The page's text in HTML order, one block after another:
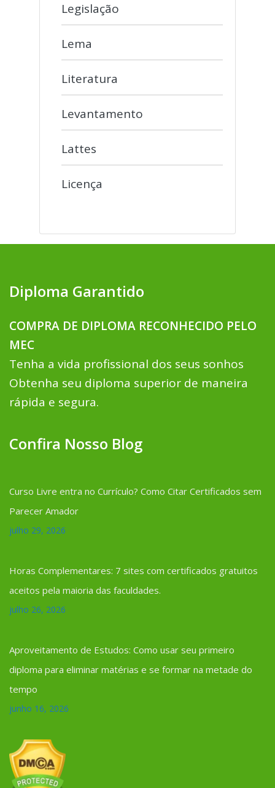
Legislação
Lema
Literatura
Levantamento
Lattes
Licença
Diploma Garantido
COMPRA DE DIPLOMA RECONHECIDO PELO
MEC
Tenha a vida profissional dos seus sonhos
Obtenha seu diploma superior de maneira
rápida e segura.
Confira Nosso Blog
Curso Livre entra no Currículo? Como Citar Certificados sem
Parecer Amador
julho 29, 2026
Horas Complementares: 7 sites com certificados gratuitos
aceitos pela maioria das faculdades.
julho 26, 2026
Aproveitamento de Estudos: Como usar seu primeiro
diploma para eliminar matérias e se formar na metade do
tempo
junho 16, 2026